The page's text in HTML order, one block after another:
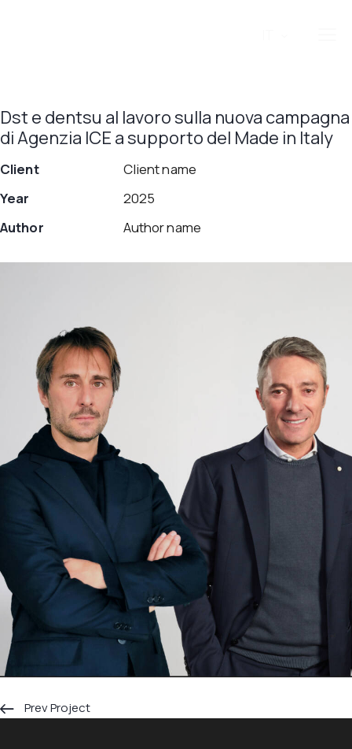
Dst e dentsu al lavoro sulla nuova campagna
di Agenzia ICE a supporto del Made in Italy
Client
Client name
Year
2025
Author
Author name
Prev Project